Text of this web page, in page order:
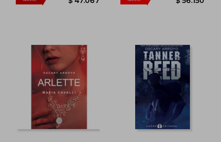
50%
dcto. $ 47.067
40%
dcto.